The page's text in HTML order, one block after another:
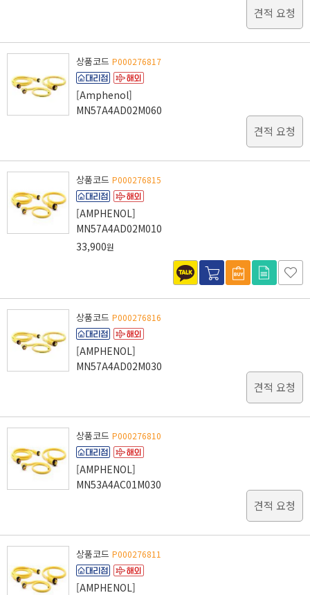
견적 요청
상품코드 P000276817
[Amphenol]
MN57A4AD02M060
견적 요청
상품코드 P000276815
[AMPHENOL]
MN57A4AD02M010
33,900원
상품코드 P000276816
[AMPHENOL]
MN57A4AD02M030
견적 요청
상품코드 P000276810
[AMPHENOL]
MN53A4AC01M030
견적 요청
상품코드 P000276811
[AMPHENOL]